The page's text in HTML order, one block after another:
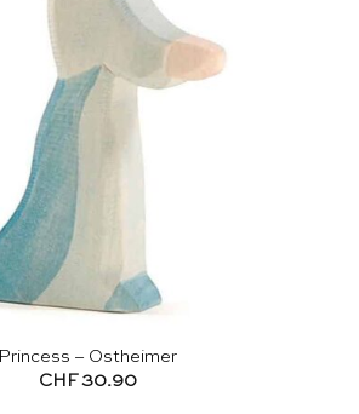
Princess – Ostheimer
CHF30.90